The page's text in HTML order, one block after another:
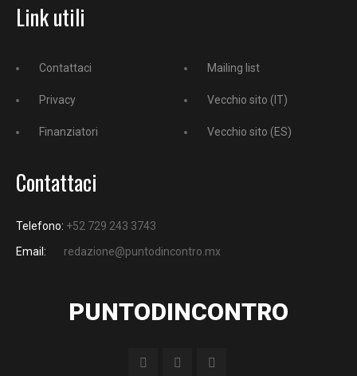
Link utili
Contattaci
Privacy
Finanziatori
Mailing list
Vecchio sito (IT)
Vecchio sito (ES)
Contattaci
Telefono: +52 729 243 3743
Email:
redazione@puntodincontro.mx
PUNTODINCONTRO